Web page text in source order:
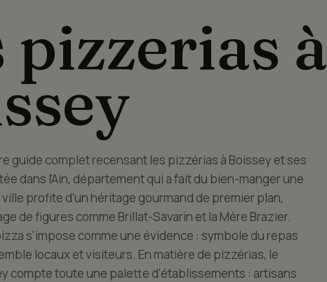
pizzerias à
guide complet recensant les pizzérias à Boissey et ses
dans l'Ain, département qui a fait du bien-manger une
profite d'un héritage gourmand de premier plan,
de figures comme Brillat-Savarin et la Mère Brazier.
s'impose comme une évidence : symbole du repas
locaux et visiteurs. En matière de pizzérias, le
compte toute une palette d'établissements : artisans